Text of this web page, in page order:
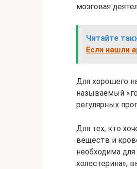
мозговая
Читайте
Если нашли
Для хорошего
называемый
регулярных
Для тех, кто
веществ и
необходима
холестерина»,